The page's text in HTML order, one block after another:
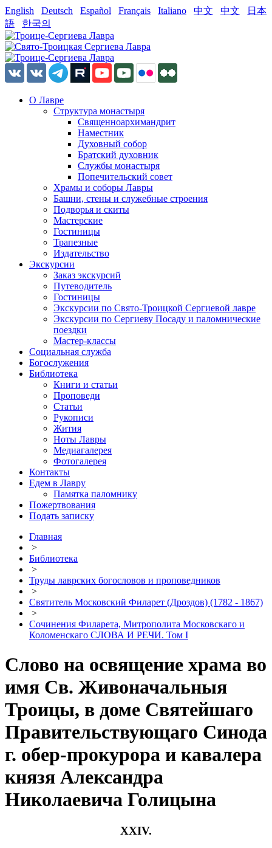
English Deutsch Español Français Italiano 中文 中文
日本
語
한국의
О Лавре
Структура монастыря
Священноархимандрит
Наместник
Духовный собор
Братский духовник
Службы монастыря
Попечительский совет
Храмы и соборы Лавры
Башни, стены и служебные строения
Подворья и скиты
Мастерские
Гостиницы
Трапезные
Издательство
Экскурсии
Заказ экскурсий
Путеводитель
Гостиницы
Экскурсии по Свято-Троицкой Сергиевой лавре
Экскурсии по Сергиеву Посаду и паломнические
поездки
Мастер-классы
Социальная служба
Богослужения
Библиотека
Книги и статьи
Проповеди
Статьи
Рукописи
Жития
Ноты Лавры
Медиагалерея
Фотогалерея
Контакты
Едем в Лавру
Памятка паломнику
Пожертвования
Подать записку
Главная
>
Библиотека
>
Труды лаврских богословов и проповедников
>
Святитель Московский Филарет (Дроздов) (1782 - 1867)
>
Сочинения Филарета, Митрополита Московскаго и
Коломенскаго СЛОВА И РЕЧИ. Том I
Слово на освящение храма во
имя Св. Живоначальныя
Троицы, в доме Святейшаго
Правительствующаго Синода
г. обер-прокурора и кавалера
князя Александра
Николаевича Голицына
XXIV.